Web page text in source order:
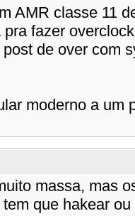
AMR classe 11
fazer
de over com
moderno a um
massa, mas
que hakear